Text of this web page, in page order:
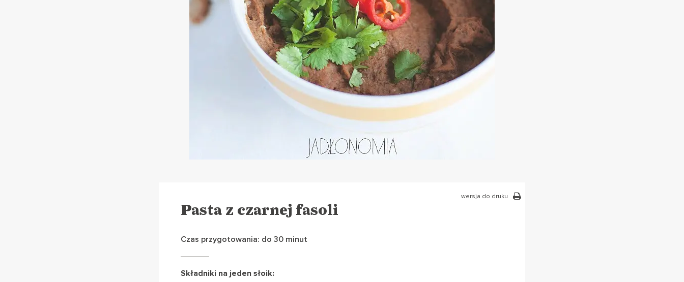
wersja do druku
Pasta z czarnej fasoli
Czas przygotowania: do 30 minut
Składniki na jeden słoik: